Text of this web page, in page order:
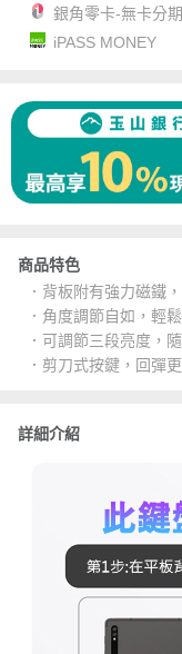
銀角零卡-無卡分期
iPASS MONEY
商品特色
．背板附有強力磁鐵
．角度調節自如，輕
．可調節三段亮度，
．剪刀式按鍵，回彈
詳細介紹